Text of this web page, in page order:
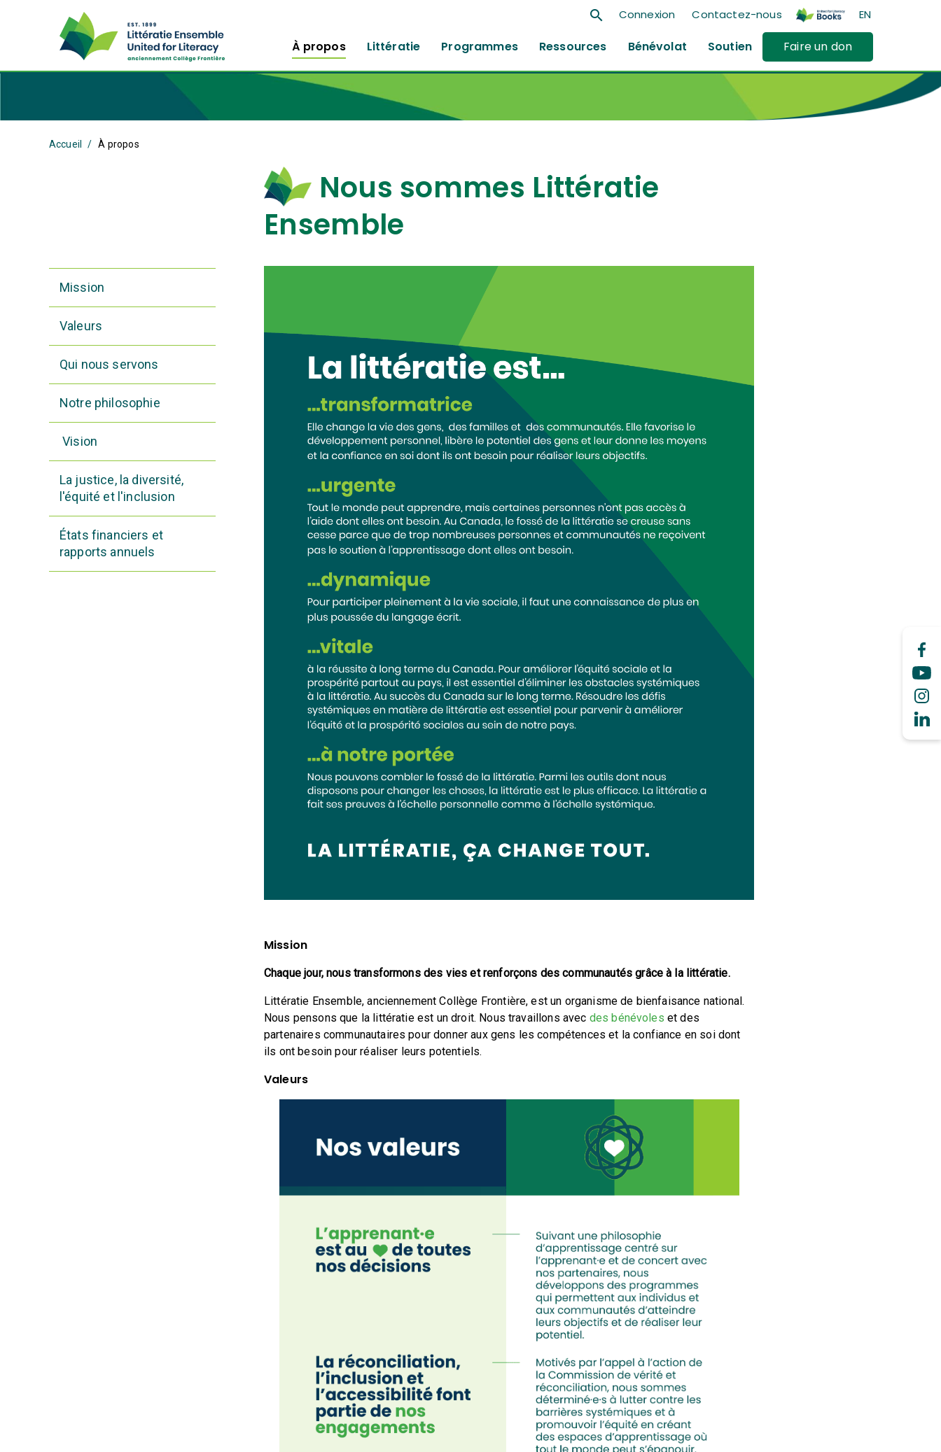
search Connexion Contactez-nous EN
À propos Littératie Programmes Ressources Bénévolat Soutien Faire un don
Accueil À propos
Mission
Valeurs
Qui nous servons
Notre philosophie
Vision
La justice, la diversité,
l'équité et l'inclusion
États financiers et
rapports annuels
Nous sommes Littératie
Ensemble
Mission
Chaque jour, nous transformons des vies et renforçons des communautés grâce à la littératie.
Littératie Ensemble, anciennement Collège Frontière, est un organisme de bienfaisance national.
Nous pensons que la littératie est un droit. Nous travaillons avec des bénévoles et des
partenaires communautaires pour donner aux gens les compétences et la confiance en soi dont
ils ont besoin pour réaliser leurs potentiels.
Valeurs